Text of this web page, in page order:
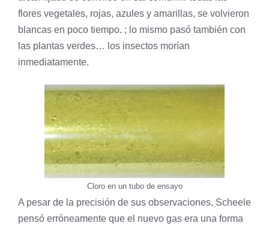
flores vegetales, rojas, azules y amarillas, se volvieron
blancas en poco tiempo. ; lo mismo pasó también con
las plantas verdes… los insectos morían
inmediatamente.
Cloro en un tubo de ensayo
A pesar de la precisión de sus observaciones, Scheele
pensó erróneamente que el nuevo gas era una forma